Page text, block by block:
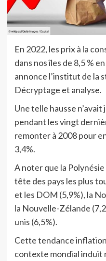
En 2022, les prix à la
dans nos îles de 8,5 %
annonce l’institut de la
Décryptage et analyse.
Une telle hausse
pendant les vingt
remonter à 2008 pour
3,4%.
A noter que la
tête des pays les plus
et les DOM (5,9%), la
la Nouvelle-Zélande
unis (6,5%).
Cette tendance
contexte mondial induit